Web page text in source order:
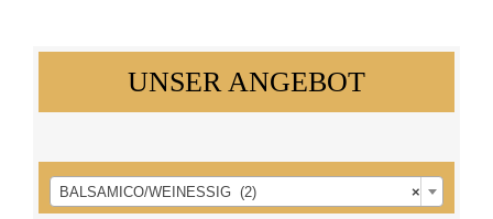
UNSER ANGEBOT
×
BALSAMICO/WEINESSIG (2)